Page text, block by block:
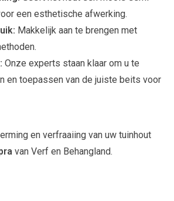
een esthetische afwerking.
Makkelijk aan te brengen met
Onze experts staan klaar om u te
en toepassen van de juiste beits voor
en verfraaiing van uw tuinhout
van Verf en Behangland.